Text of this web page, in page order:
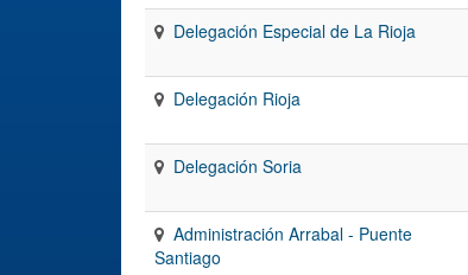
Delegación Especial de La Rioja
Delegación Rioja
Delegación Soria
Administración Arrabal - Puente
Santiago